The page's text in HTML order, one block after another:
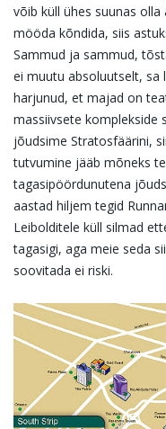
võib küll ühes suunas
mööda kõndida, siis
Sammud ja sammud,
ei muutu absoluutselt, sa
harjunud, et majad on
massiivsete komplekside
jõudsime Stratosfäärini,
tutvumine jääb mõneks
tagasipöördunutena
aastad hiljem tegid
Leibolditele küll silmad
tagasigi, aga meie seda
soovitada ei riski.